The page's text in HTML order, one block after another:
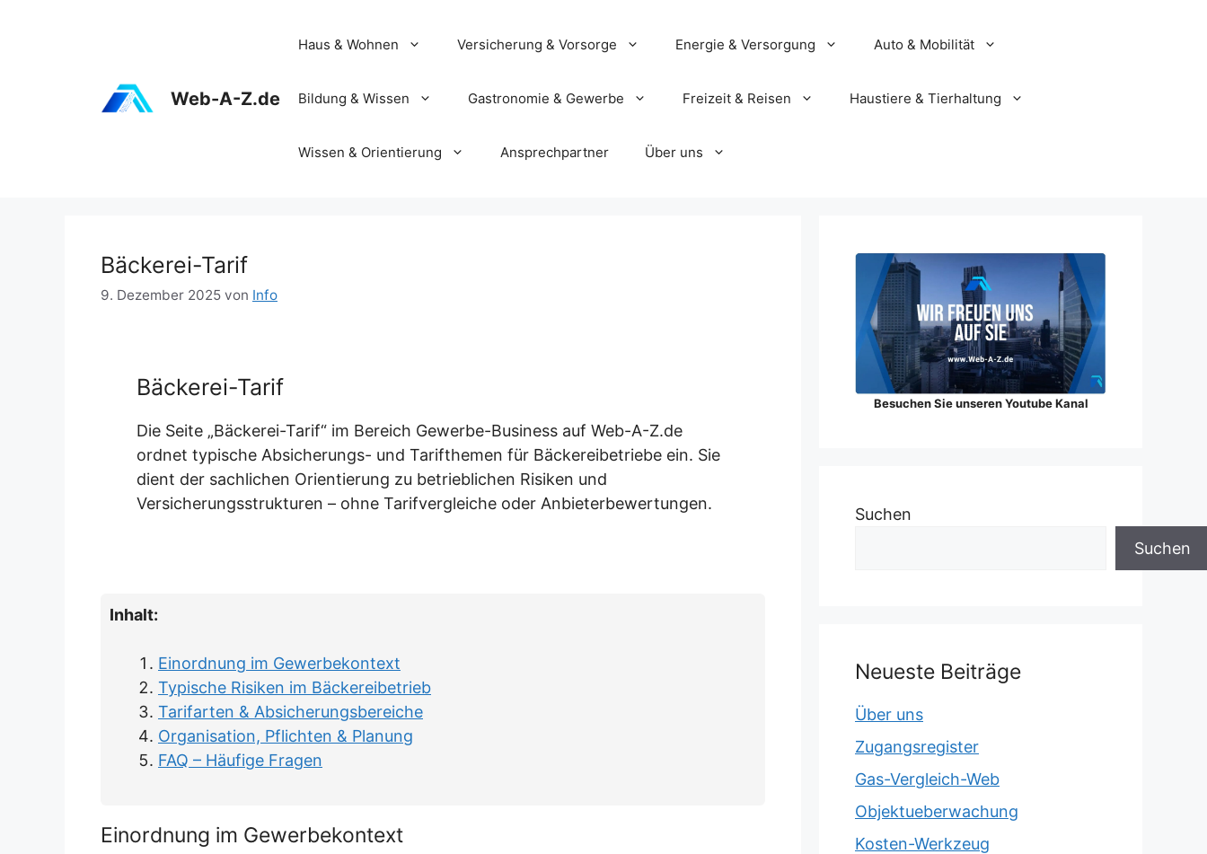
Web-A-Z.de
Haus & Wohnen Versicherung & Vorsorge Energie & Versorgung Auto & Mobilität
Bildung & Wissen Gastronomie & Gewerbe Freizeit & Reisen Haustiere & Tierhaltung
Wissen & Orientierung Ansprechpartner Über uns
Bäckerei-Tarif
9. Dezember 2025 von Info
Bäckerei-Tarif
Die Seite „Bäckerei-Tarif“ im Bereich Gewerbe-Business auf Web-A-Z.de
ordnet typische Absicherungs- und Tarifthemen für Bäckereibetriebe ein. Sie
dient der sachlichen Orientierung zu betrieblichen Risiken und
Versicherungsstrukturen – ohne Tarifvergleiche oder Anbieterbewertungen.
Inhalt:
Einordnung im Gewerbekontext
Typische Risiken im Bäckereibetrieb
Tarifarten & Absicherungsbereiche
Organisation, Pflichten & Planung
FAQ – Häufige Fragen
Einordnung im Gewerbekontext
Besuchen Sie unseren Youtube Kanal
Suchen
Suchen
Neueste Beiträge
Über uns
Zugangsregister
Gas-Vergleich-Web
Objektueberwachung
Kosten-Werkzeug